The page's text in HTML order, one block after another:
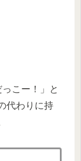
こー！」と
代わりに持